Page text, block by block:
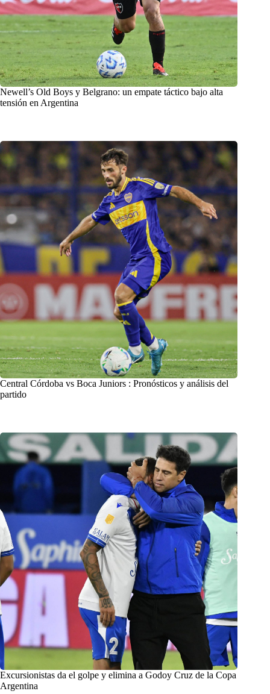
Newell’s Old Boys y Belgrano: un empate táctico bajo alta
tensión en Argentina
Central Córdoba vs Boca Juniors : Pronósticos y análisis del
partido
Excursionistas da el golpe y elimina a Godoy Cruz de la Copa
Argentina